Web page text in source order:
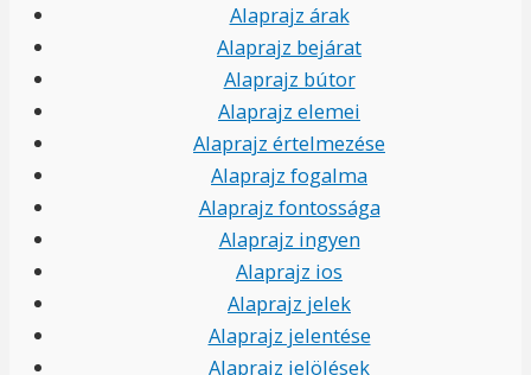
Alaprajz árak
Alaprajz bejárat
Alaprajz bútor
Alaprajz elemei
Alaprajz értelmezése
Alaprajz fogalma
Alaprajz fontossága
Alaprajz ingyen
Alaprajz ios
Alaprajz jelek
Alaprajz jelentése
Alaprajz jelölések